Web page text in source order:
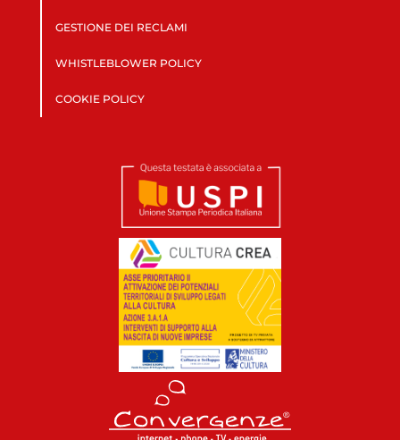
GESTIONE DEI RECLAMI
WHISTLEBLOWER POLICY
COOKIE POLICY